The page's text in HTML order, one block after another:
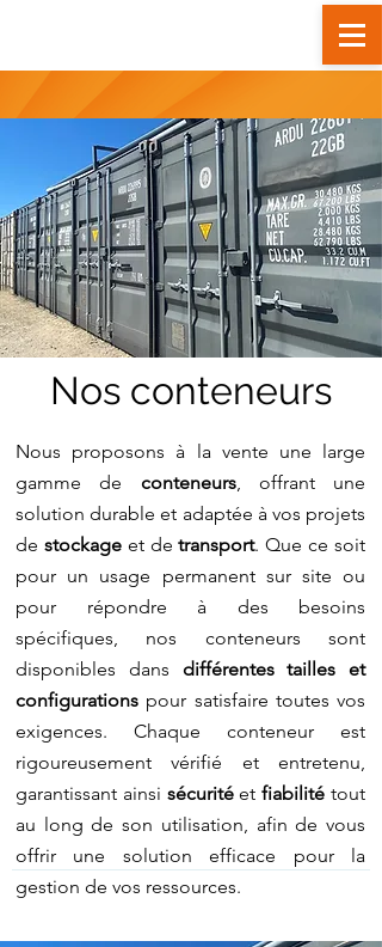
FOSMAT Votre partenaire pour toute
Nos conteneurs
Nous proposons à la vente une large
gamme de conteneurs, offrant une
solution durable et adaptée à vos projets
de stockageet detransport. Que ce soit
pour un usage permanent sur site ou
pour répondre à des besoins
spécifiques, nos conteneurs sont
disponibles dans différentes tailles et
configurations pour satisfaire toutes vos
exigences. Chaque conteneur est
rigoureusement vérifié et entretenu,
garantissant ainsi sécuritéetfiabilité tout
au long de son utilisation, afin de vous
offrir une solution efficace pour la
gestion de vos ressources.